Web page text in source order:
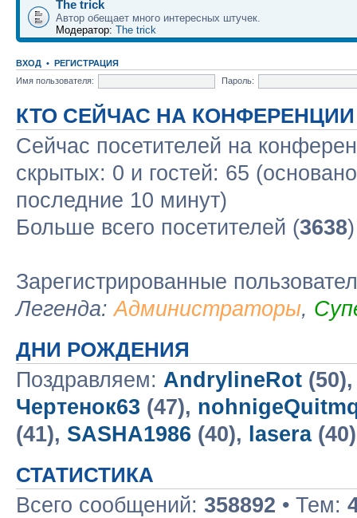
The trick
Автор обещает много интересных штучек.
Модератор: The trick
ВХОД • РЕГИСТРАЦИЯ
Имя пользователя:
Пароль:
КТО СЕЙЧАС НА КОНФЕРЕНЦИИ
Сейчас посетителей на
скрытых: 0 и гостей: 65
последние 10 минут)
Больше всего посетителей (3638
Зарегистрированные
Легенда:Администраторы,
ДНИ РОЖДЕНИЯ
Поздравляем: AndrylineRot
Чертенок63 (47),
(41), SASHA1986 (40), lasera
СТАТИСТИКА
Всего сообщений: 358892 • Тем: